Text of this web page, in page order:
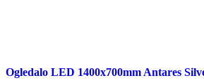
Ogledalo LED 1400x700mm Antares